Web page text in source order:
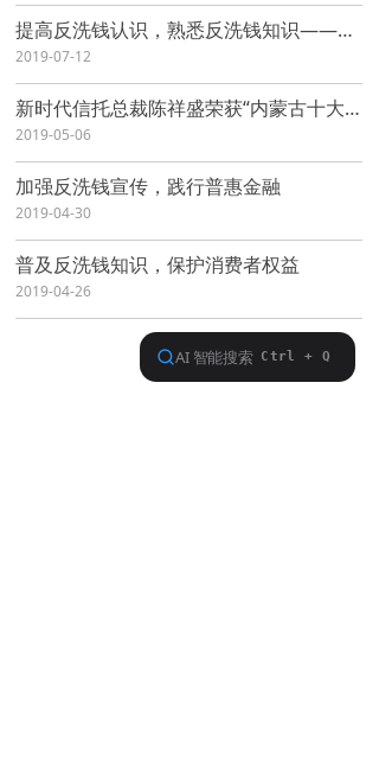
提高反洗钱认识，熟悉反洗钱知识——公司开展新员工入职反洗钱业务知识培训
2019-07-12
新时代信托总裁陈祥盛荣获“内蒙古十大杰出经理人”称号
2019-05-06
加强反洗钱宣传，践行普惠金融
2019-04-30
普及反洗钱知识，保护消费者权益
2019-04-26
查看更多